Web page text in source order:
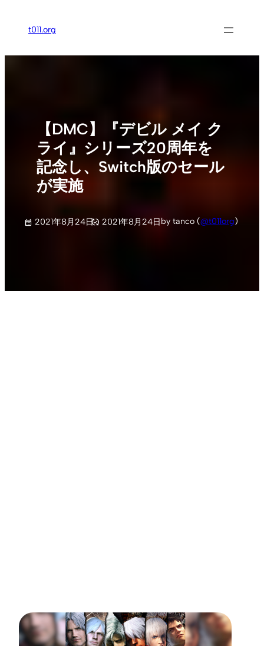
ス
t011.org
【DMC】『デビル メイ ク
ライ』シリーズ20周年を
記念し、Switch版のセール
が実施
2021年8月24日 2021年8月24日by tanco (@t011org)